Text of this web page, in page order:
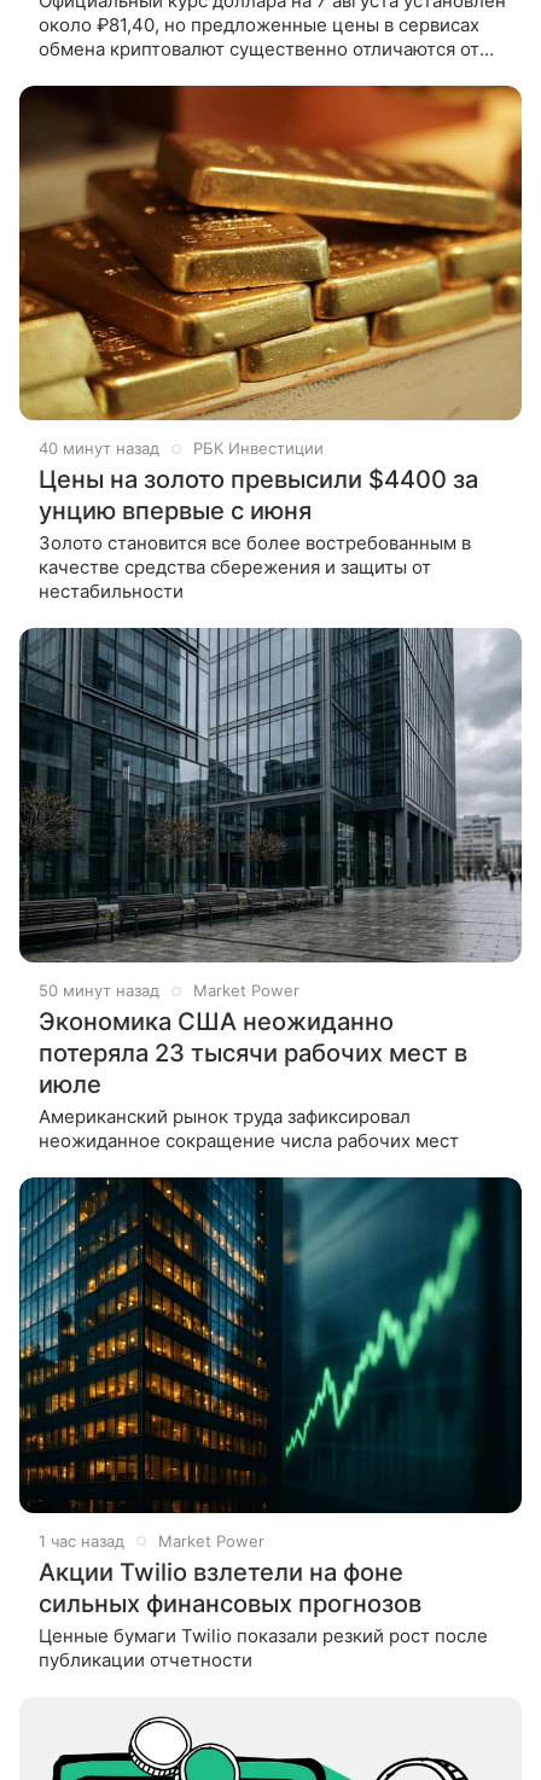
около ₽81,40, но предложенные цены в сервисах
обмена криптовалют существенно отличаются от
40 минут назад РБК Инвестиции
Цены на золото превысили $4400 за
унцию впервые с июня
Золото становится все более востребованным в
качестве средства сбережения и защиты от
нестабильности
51 минуту назад Market Power
Экономика США неожиданно
потеряла 23 тысячи рабочих мест в
июле
Американский рынок труда зафиксировал
неожиданное сокращение числа рабочих мест
1 час назад Market Power
Акции Twilio взлетели на фоне
сильных финансовых прогнозов
Ценные бумаги Twilio показали резкий рост после
публикации отчетности